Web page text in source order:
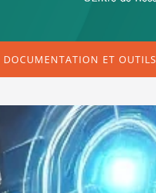
DOCUMENTATION ET OUTILS